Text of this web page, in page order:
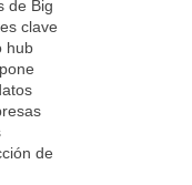
de Big
clave
hub
de